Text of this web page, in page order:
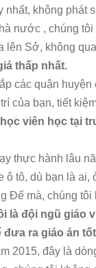
không phát
nước , chúng
lên Sở, không
thấp nhất.
các quận
của bạn, tiết
viên học tại
thực hành lâu
ô tô, dù bạn là
Đế mà, chúng
là đội ngũ giáo
đưa ra giáo án
2015, đây là